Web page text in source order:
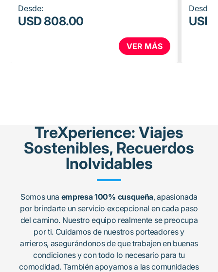
grupo: guía privado,…
Desde:
USD 808.00
VER MÁS
Desde:
USD
TreXperience: Viajes
Sostenibles, Recuerdos
Inolvidables
Somos una empresa 100% cusqueña, apasionada
por brindarte un servicio excepcional en cada paso
del camino. Nuestro equipo realmente se preocupa
por ti. Cuidamos de nuestros porteadores y
arrieros, asegurándonos de que trabajen en buenas
condiciones y con todo lo necesario para tu
comodidad. También apoyamos a las comunidades